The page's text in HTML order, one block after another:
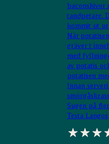
baconskivor
tandpetare.
kommit ut ur
När
gräver t
med
av potatis
potatisen
Innan
Sugen på
Testa Langos